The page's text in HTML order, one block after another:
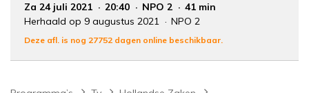
Za 24 juli 2021 20:40 NPO 2
41 min
Herhaald op 9 augustus 2021
NPO 2
Deze afl. is nog 27752 dagen online beschikbaar.